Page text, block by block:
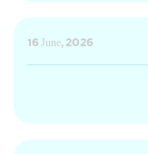
16 June, 2026